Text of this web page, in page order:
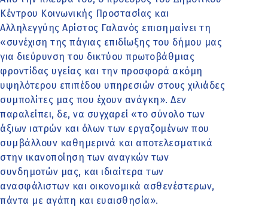
Κέντρου Κοινωνικής Προστασίας και
Αλληλεγγύης Αρίστος Γαλανός επισημαίνει τη
«συνέχιση της πάγιας επιδίωξης του δήμου μας
για διεύρυνση του δικτύου πρωτοβάθμιας
φροντίδας υγείας και την προσφορά ακόμη
υψηλότερου επιπέδου υπηρεσιών στους χιλιάδες
συμπολίτες μας που έχουν ανάγκη». Δεν
παραλείπει, δε, να συγχαρεί «το σύνολο των
άξιων ιατρών και όλων των εργαζομένων που
συμβάλλουν καθημερινά και αποτελεσματικά
στην ικανοποίηση των αναγκών των
συνδημοτών μας, και ιδιαίτερα των
ανασφάλιστων και οικονομικά ασθενέστερων,
πάντα με αγάπη και ευαισθησία».